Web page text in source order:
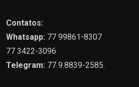
Contatos:
Whatsapp: 77 99861-8307
77 3422-3096
Telegram: 77 9.8839-2585.